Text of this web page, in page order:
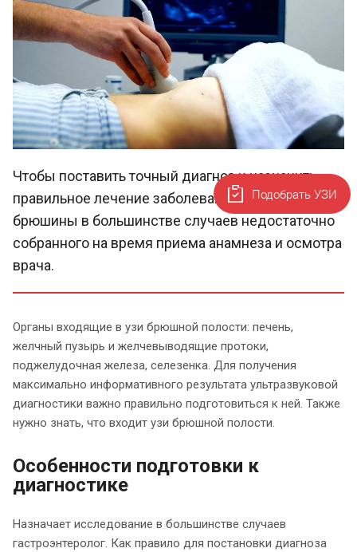
Чтобы поставить точный диагноз и назначить
правильное лечение заболеваний органов
брюшины в большинстве случаев недостаточно
собранного на время приема анамнеза и осмотра
врача.
Органы входящие в узи брюшной полости: печень,
желчный пузырь и желчевыводящие протоки,
поджелудочная железа, селезенка. Для получения
максимально информативного результата ультразвуковой
диагностики важно правильно подготовиться к ней. Также
нужно знать, что входит узи брюшной полости.
Особенности подготовки к
диагностике
Назначает исследование в большинстве случаев
гастроэнтеролог. Как правило для постановки диагноза
Подобрать УЗИ